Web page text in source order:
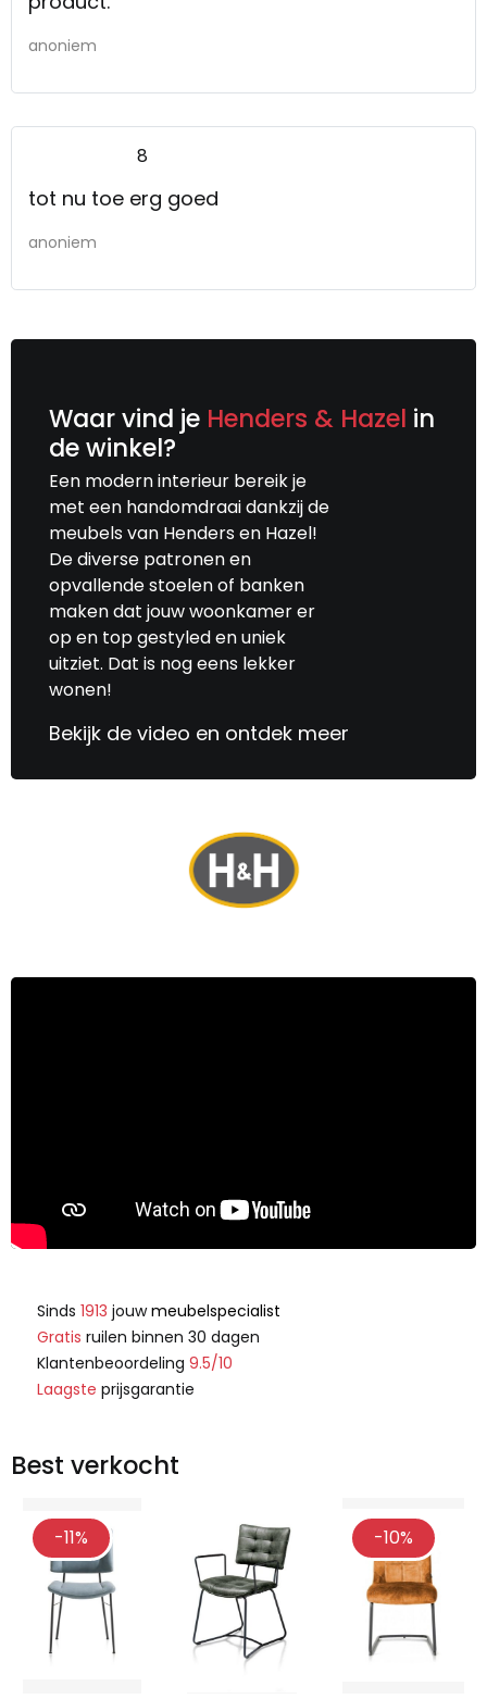
anoniem
8
tot nu toe erg goed
anoniem
Waar vind je Henders & Hazel in
de winkel?
Een modern interieur bereik je
met een handomdraai dankzij de
meubels van Henders en Hazel!
De diverse patronen en
opvallende stoelen of banken
maken dat jouw woonkamer er
op en top gestyled en uniek
uitziet. Dat is nog eens lekker
wonen!
Bekijk de video en ontdek meer
Sinds 1913 jouwmeubelspecialist
Gratis ruilen binnen 30 dagen
Klantenbeoordeling 9.5/10
Laagste prijsgarantie
Best verkocht
-11% -10%